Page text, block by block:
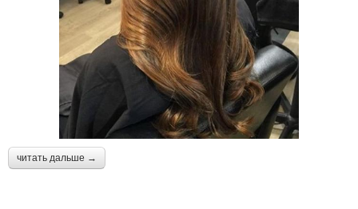
читать дальше →